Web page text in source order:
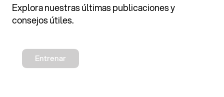
Explora nuestras últimas publicaciones y
consejos útiles.
Entrenar